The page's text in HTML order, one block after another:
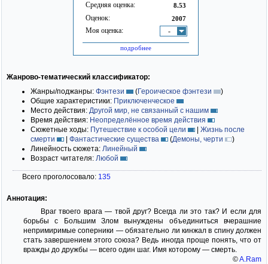
Средняя оценка: 8.53
Оценок: 2007
Моя оценка: -
подробнее
Жанрово-тематический классификатор:
Жанры/поджанры: Фэнтези (Героическое фэнтези
)
Общие характеристики: Приключенческое
Место действия: Другой мир, не связанный с нашим
Время действия: Неопределённое время действия
Сюжетные ходы: Путешествие к особой цели | Жизнь после
смерти
| Фантастические существа (Демоны, черти
)
Линейность сюжета: Линейный
Возраст читателя: Любой
Всего проголосовало: 135
Аннотация:
Враг твоего врага — твой друг? Всегда ли это так? И если для
борьбы с Большим Злом вынуждены объединиться вчерашние
непримиримые соперники — обязательно ли кинжал в спину должен
стать завершением этого союза? Ведь иногда проще понять, что от
вражды до дружбы — всего один шаг. Имя которому — смерть.
©A.Ram